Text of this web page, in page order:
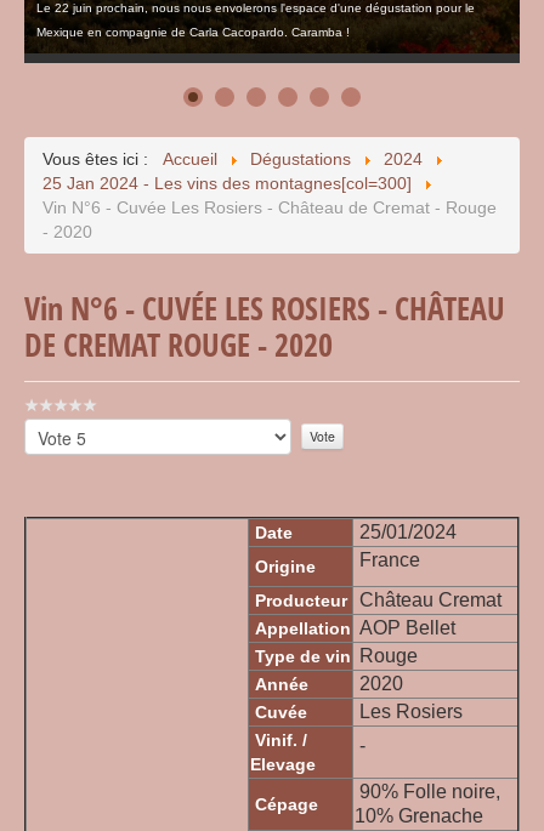
Le 22 juin prochain, nous nous envolerons l'espace d'une dégustation pour le
Mexique en compagnie de Carla Cacopardo. Caramba !
Vous êtes ici : Accueil Dégustations
2024
25 Jan 2024 - Les vins des montagnes[col=300]
Vin N°6 - Cuvée Les Rosiers - Château de Cremat - Rouge
- 2020
Vin N°6 - CUVÉE LES ROSIERS - CHÂTEAU
DE CREMAT ROUGE - 2020
Vote
utilisateur:
Veuillez
voter
Date 25/01/2024
Origine France
Producteur Château Cremat
Appellation AOP Bellet
Type de vin Rouge
Année 2020
Cuvée Les Rosiers
Vinif. /
Elevage
-
Cépage
90% Folle noire,
10% Grenache